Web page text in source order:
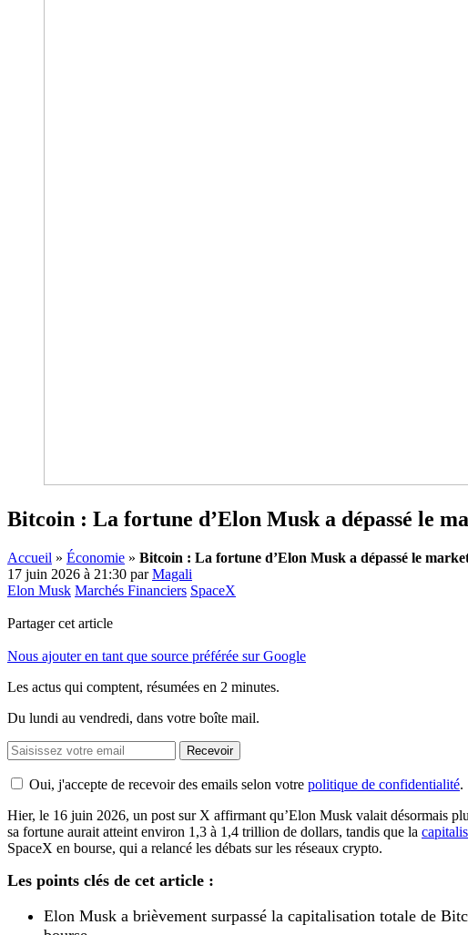
Bitcoin : La fortune d’Elon Musk a dépassé le
Accueil » Économie » Bitcoin : La fortune d’Elon Musk a dépassé le
17 juin 2026 à 21:30 parMagali
Elon Musk Marchés Financiers SpaceX
Partager cet article
Nous ajouter en tant que source préférée sur Google
Les actus qui comptent, résumées en 2 minutes.
Du lundi au vendredi, dans votre boîte mail.
Recevoir
Oui, j'accepte de recevoir des emails selon votre politique de confidentialité.
Hier, le 16 juin 2026, un post sur X affirmant qu’Elon Musk valait désormais
sa fortune aurait atteint environ 1,3 à 1,4 trillion de dollars, tandis que la
SpaceX en bourse, qui a relancé les débats sur les réseaux crypto.
Les points clés de cet article :
Elon Musk a brièvement surpassé la capitalisation totale de